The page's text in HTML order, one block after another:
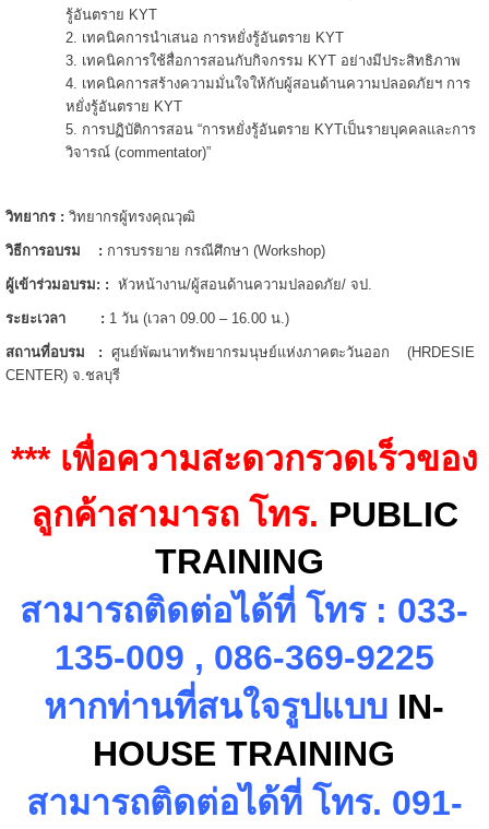
รู้อันตราย KYT
เทคนิคการนำเสนอ การหยั่งรู้อันตราย KYT
เทคนิคการใช้สื่อการสอนกับกิจกรรม KYT อย่างมีประสิทธิภาพ
เทคนิคการสร้างความมั่นใจให้กับผู้สอนด้านความปลอดภัยฯ การ
หยั่งรู้อันตราย KYT
การปฏิบัติการสอน “การหยั่งรู้อันตราย KYTเป็นรายบุคคลและการ
วิจารณ์ (commentator)”
วิทยากร: วิทยากรผู้ทรงคุณวุฒิ
วิธีการอบรม : การบรรยาย กรณีศึกษา (Workshop)
ผู้เข้าร่วมอบรม: : หัวหน้างาน/ผู้สอนด้านความปลอดภัย/ จป.
ระยะเวลา : 1 วัน (เวลา 09.00 – 16.00 น.)
สถานที่อบรม : ศูนย์พัฒนาทรัพยากรมนุษย์แห่งภาคตะวันออก (HRDESIE
CENTER) จ.ชลบุรี
*** เพื่อความสะดวกรวดเร็วของ
ลูกค้าสามารถ โทร. PUBLIC
TRAINING
สามารถติดต่อได้ที่ โทร : 033-
135-009 , 086-369-9225
หากท่านที่สนใจรูปแบบ IN-
HOUSE TRAINING
สามารถติดต่อได้ที่ โทร. 091-